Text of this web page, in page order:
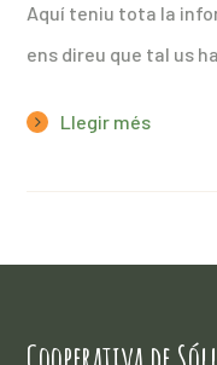
Aquí teniu tota la
ens direu que tal us
Llegir més